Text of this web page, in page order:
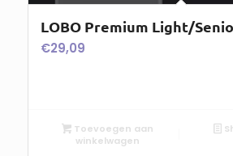
LOBO Premium Light/
€29,09
Toevoegen aan
winkelwagen